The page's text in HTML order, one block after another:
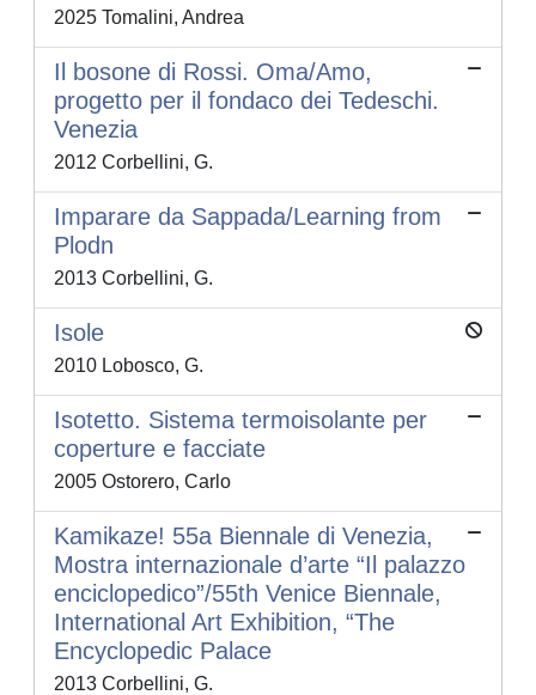
2025 Tomalini, Andrea
Il bosone di Rossi. Oma/Amo,
progetto per il fondaco dei Tedeschi.
Venezia
2012 Corbellini, G.
Imparare da Sappada/Learning from
Plodn
2013 Corbellini, G.
Isole
2010 Lobosco, G.
Isotetto. Sistema termoisolante per
coperture e facciate
2005 Ostorero, Carlo
Kamikaze! 55a Biennale di Venezia,
Mostra internazionale d’arte “Il palazzo
enciclopedico”/55th Venice Biennale,
International Art Exhibition, “The
Encyclopedic Palace
2013 Corbellini, G.